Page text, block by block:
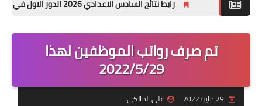
اخبار وزارة التربية والتعليم
اخبار وزارة العمل وهيئة
رابط نتائج السادس الاعدادي 2026 الدور الاول في العراق | موقع نتائجنا
تم صرف رواتب الموظفين لهذا
2022/5/29
علي المالكي